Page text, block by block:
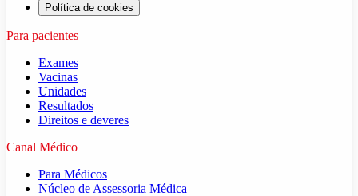
Política de cookies
Para pacientes
Exames
Vacinas
Unidades
Resultados
Direitos e deveres
Canal Médico
Para Médicos
Núcleo de Assessoria Médica